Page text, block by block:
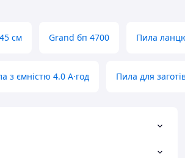
см Grand бп 4700 Пила
з ємністю 4.0 А·год Пила для